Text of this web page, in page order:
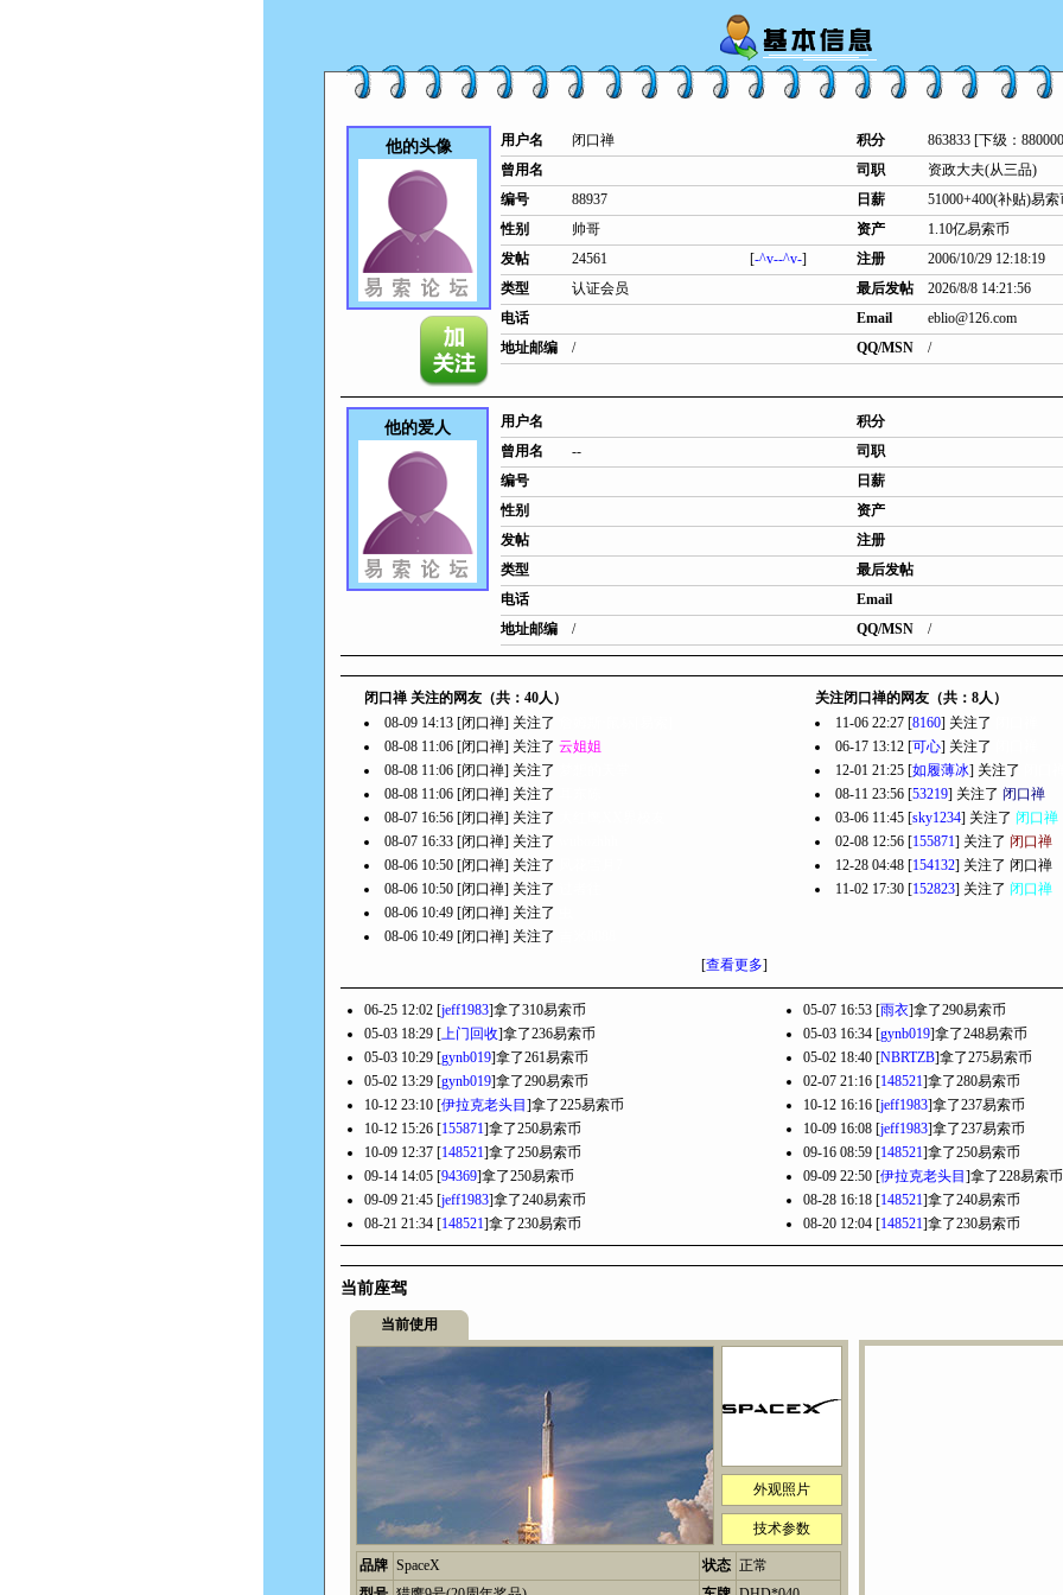
他的头像 用户名 闭口禅 积分 863833 [下级：
曾用名
司职 资政大夫(从三品)
编号
88937 日薪 51000+400(补贴)易索
性别
帅哥 资产 1.10亿易索币
发帖
24561 [-^v--^v-] 注册
2006/10/29 12:18:19
类型
认证会员 最后发帖
2026/8/8 14:21:56
电话
Email
eblio@126.com
地址邮编
/ QQ/MSN /
他的爱人 用户名
积分
曾用名
-- 司职
编号
日薪
性别
资产
发帖
注册
类型
最后发帖
电话
Email
地址邮编
/ QQ/MSN /
闭口禅 关注的网友（共：40人）
08-09 14:13 [闭口禅] 关注了
08-08 11:06 [闭口禅] 关注了 云姐姐
08-08 11:06 [闭口禅] 关注了
08-08 11:06 [闭口禅] 关注了
08-07 16:56 [闭口禅] 关注了
08-07 16:33 [闭口禅] 关注了
08-06 10:50 [闭口禅] 关注了
08-06 10:50 [闭口禅] 关注了
08-06 10:49 [闭口禅] 关注了
08-06 10:49 [闭口禅] 关注了
[查看更多]
关注闭口禅的网友（共：8人）
11-06 22:27 [8160] 关注了
06-17 13:12 [可心] 关注了
12-01 21:25 [如履薄冰] 关注了
08-11 23:56 [53219] 关注了 闭口禅
03-06 11:45 [sky1234] 关注了 闭口禅
02-08 12:56 [155871] 关注了 闭口禅
12-28 04:48 [154132] 关注了 闭口禅
11-02 17:30 [152823] 关注了 闭口禅
06-25 12:02 [jeff1983]拿了310易索币 05-07 16:53 [雨衣]拿了290易索币
05-03 18:29 [上门回收]拿了236易索币 05-03 16:34 [gynb019]拿了248易索币
05-03 10:29 [gynb019]拿了261易索币 05-02 18:40 [NBRTZB]拿了275易索币
05-02 13:29 [gynb019]拿了290易索币 02-07 21:16 [148521]拿了280易索币
10-12 23:10 [伊拉克老头目 ]拿了225易索币 10-12 16:16 [jeff1983]拿了237易索币
10-12 15:26 [155871]拿了250易索币 10-09 16:08 [jeff1983]拿了237易索币
10-09 12:37 [148521]拿了250易索币 09-16 08:59 [148521]拿了250易索币
09-14 14:05 [94369]拿了250易索币 09-09 22:50 [伊拉克老头目 ]拿了228易索币
09-09 21:45 [jeff1983]拿了240易索币 08-28 16:18 [148521]拿了240易索币
08-21 21:34 [148521]拿了230易索币 08-20 12:04 [148521]拿了230易索币
当前座驾
当前使用
外观照片
技术参数
品牌 SpaceX 状态 正常